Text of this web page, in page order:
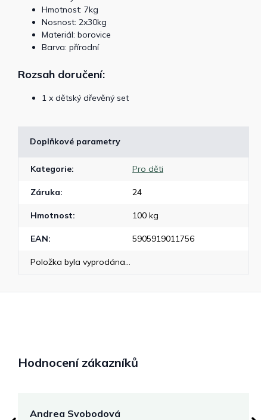
Hmotnost: 7kg
Nosnost: 2x30kg
Materiál: borovice
Barva: přírodní
Rozsah doručení:
1 x dětský dřevěný set
Doplňkové parametry
Kategorie: Pro děti
Záruka: 24
Hmotnost: 100 kg
EAN: 5905919011756
Položka byla vyprodána…
Hodnocení zákazníků
Andrea Svobodová